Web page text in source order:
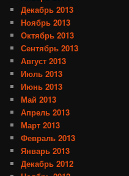
Декабрь 2013
Ноябрь 2013
Октябрь 2013
Сентябрь 2013
Август 2013
Июль 2013
Июнь 2013
Май 2013
Апрель 2013
Март 2013
Февраль 2013
Январь 2013
Декабрь 2012